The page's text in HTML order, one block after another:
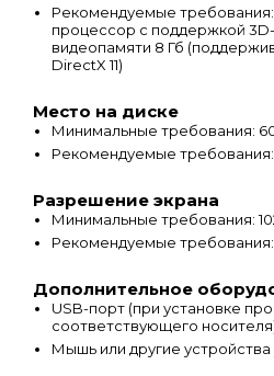
Рекомендуемые
процессор с поддержкой
видеопамяти 8 Гб
DirectX 11)
Место на диске
Минимальные требования:
Рекомендуемые требования:
Разрешение экрана
Минимальные требования:
Рекомендуемые требования:
Дополнительное
USB-порт (при установке
соответствующего
Мышь или другие устройства